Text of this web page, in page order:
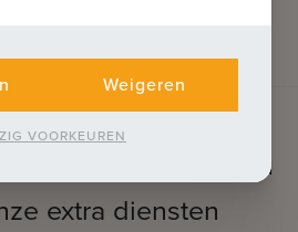
VOOR U BETEKENEN
extra diensten
Weigeren
VOORKEUREN